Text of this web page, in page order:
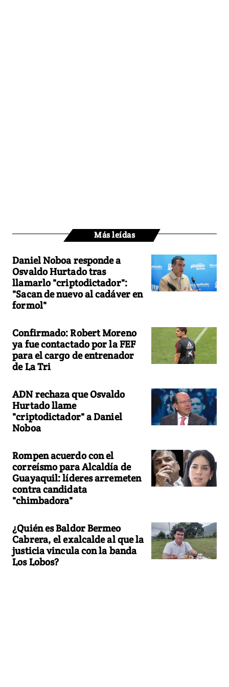
Más leídas
Daniel Noboa responde a
Osvaldo Hurtado tras
llamarlo "criptodictador":
"Sacan de nuevo al cadáver en
formol"
Confirmado: Robert Moreno
ya fue contactado por la FEF
para el cargo de entrenador
de La Tri
ADN rechaza que Osvaldo
Hurtado llame
"criptodictador" a Daniel
Noboa
Rompen acuerdo con el
correísmo para Alcaldía de
Guayaquil: líderes arremeten
contra candidata
"chimbadora"
¿Quién es Baldor Bermeo
Cabrera, el exalcalde al que la
justicia vincula con la banda
Los Lobos?